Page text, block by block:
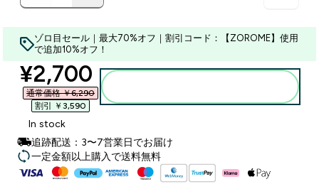
ゾロ目セール｜最大70%オフ｜割引コード：【ZOROME】使用
で追加10%オフ！
discounted price
¥2,700‎
通常価格 ￥6,290‎
割引 ￥3,590‎
In stock
追跡配送：3〜7営業日でお届け
一定金額以上購入で送料無料